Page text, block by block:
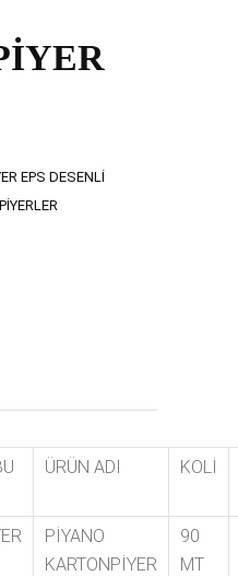
EPS DESENLI
ÜRÜN ADI KOLİ
PİYANO
KARTONPİYER
90
MT